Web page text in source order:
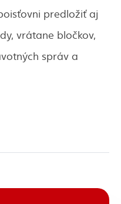
predložiť aj
vrátane bločkov,
správ a